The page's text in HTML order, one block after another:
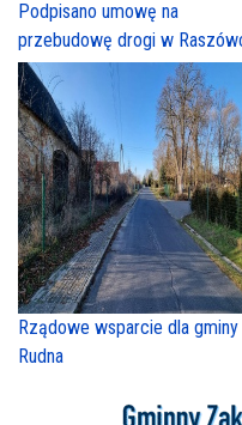
Podpisano umowę na
przebudowę drogi w
Rządowe wsparcie dla gminy
Rudna